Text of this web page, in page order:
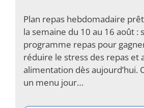
Plan repas hebdomadaire
la semaine du 10 au 16 août :
programme repas pour
réduire le stress des repas et
alimentation dès aujourd’hui.
un menu jour…